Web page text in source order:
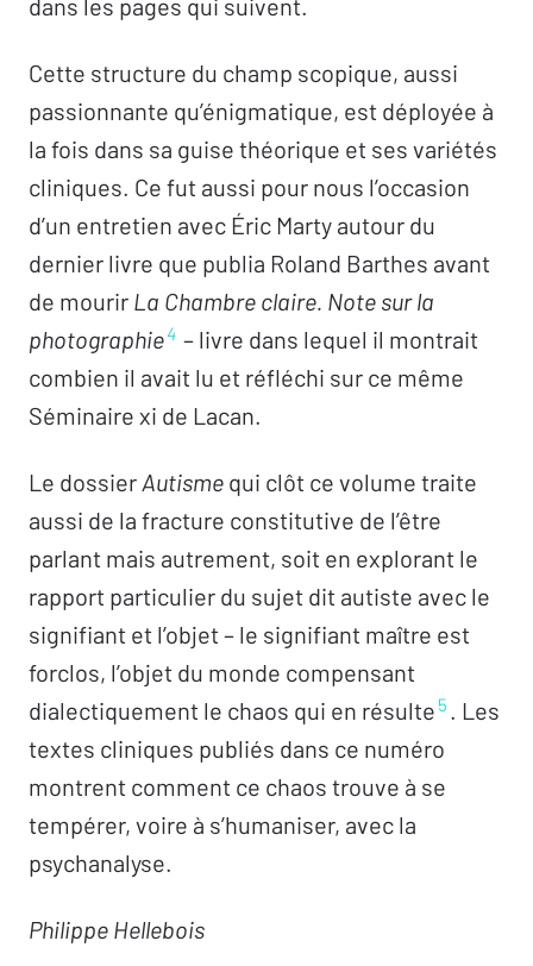
dans les pages qui suivent.
Cette structure du champ scopique, aussi
passionnante qu’énigmatique, est déployée à
la fois dans sa guise théorique et ses variétés
cliniques. Ce fut aussi pour nous l’occasion
d’un entretien avec Éric Marty autour du
dernier livre que publia Roland Barthes avant
de mourir La Chambre claire. Note sur la
photographie4 – livre dans lequel il montrait
combien il avait lu et réfléchi sur ce même
Séminaire xi de Lacan.
Le dossierAutisme qui clôt ce volume traite
aussi de la fracture constitutive de l’être
parlant mais autrement, soit en explorant le
rapport particulier du sujet dit autiste avec le
signifiant et l’objet – le signifiant maître est
forclos, l’objet du monde compensant
dialectiquement le chaos qui en résulte 5 . Les
textes cliniques publiés dans ce numéro
montrent comment ce chaos trouve à se
tempérer, voire à s’humaniser, avec la
psychanalyse.
Philippe Hellebois